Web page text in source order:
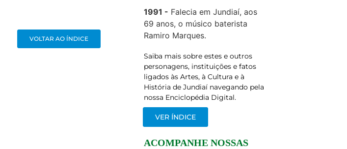
VOLTAR AO ÍNDICE
1991
Falecia em Jundiaí, aos
69 anos, o músico baterista
Ramiro Marques.
Saiba mais sobre estes e outros
personagens, instituições e fatos
ligados às Artes, à Cultura e à
História de Jundiaí navegando pela
nossa Enciclopédia Digital.
VER ÍNDICE
ACOMPANHE NOSSAS